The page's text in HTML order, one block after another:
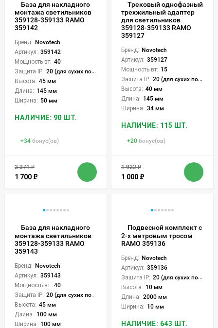
База для накладного
монтажа светильников
359128-359133 RAMO
359142
Бренд: Novotech
Артикул: 359142
Мощность вт: 40
Защита IP: 20 (для сухих пом.)
Высота: 45 мм
Длина: 145 мм
Ширина: 50 мм
НАЛИЧИЕ: 90 ШТ.
+34 бонус(ов)
3 371₽
1 700 ₽
Трековый однофазный
трехжильный адаптер
для светильников
359128-359133 RAMO
359127
Бренд: Novotech
Артикул: 359127
Мощность вт: 15
Защита IP: 20 (для сухих пом.)
Высота: 40 мм
Длина: 145 мм
Ширина: 34 мм
НАЛИЧИЕ: 115 ШТ.
+20 бонус(ов)
1 922₽
1 000 ₽
База для накладного
монтажа светильников
359128-359133 RAMO
359143
Бренд: Novotech
Артикул: 359143
Мощность вт: 40
Защита IP: 20 (для сухих пом.)
Высота: 45 мм
Длина: 100 мм
Ширина: 100 мм
Подвесной комплект с
2-х метровым тросом
RAMO 359136
Бренд: Novotech
Артикул: 359136
Защита IP: 20 (для сухих пом.)
Высота: 10 мм
Длина: 2000 мм
Ширина: 10 мм
НАЛИЧИЕ: 643 ШТ.